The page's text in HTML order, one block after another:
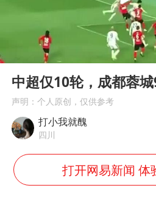
央视新主
情侣平潭
老挝国会
黄金牛市
《欢迎来
茅台部
酒店回应
Play
00:00
中超仅10轮，成都蓉
声明：个人原创，仅供参考
打小我就醜
四川
打开网易新闻 体